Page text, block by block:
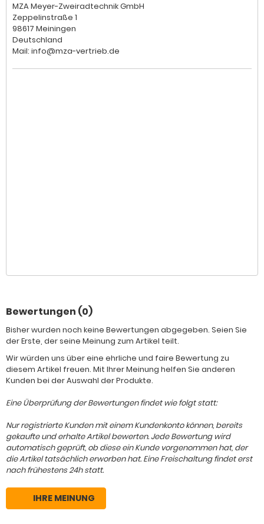
MZA Meyer-Zweiradtechnik GmbH
Zeppelinstraße 1
98617 Meiningen
Deutschland
Mail: info@mza-vertrieb.de
Bewertungen (0)
Bisher wurden noch keine Bewertungen abgegeben. Seien Sie
der Erste, der seine Meinung zum Artikel teilt.
Wir würden uns über eine ehrliche und faire Bewertung zu
diesem Artikel freuen. Mit Ihrer Meinung helfen Sie anderen
Kunden bei der Auswahl der Produkte.
Eine Überprüfung der Bewertungen findet wie folgt statt:
Nur registrierte Kunden mit einem Kundenkonto können, bereits
gekaufte und erhalte Artikel bewerten. Jede Bewertung wird
automatisch geprüft, ob diese ein Kunde vorgenommen hat, der
die Artikel tatsächlich erworben hat. Eine Freischaltung findet erst
nach frühestens 24h statt.
IHRE MEINUNG